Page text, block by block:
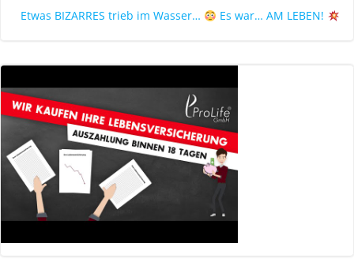
Etwas BIZARRES trieb im Wasser… Es war… AM LEBEN!